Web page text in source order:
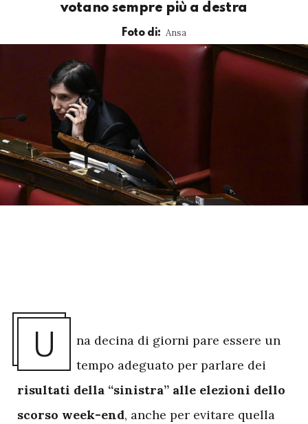
votano sempre più a destra
Foto di: Ansa
U
na decina di giorni pare essere un
tempo adeguato per parlare dei
risultati della “sinistra” alle elezioni dello
scorso week-end, anche per evitare quella